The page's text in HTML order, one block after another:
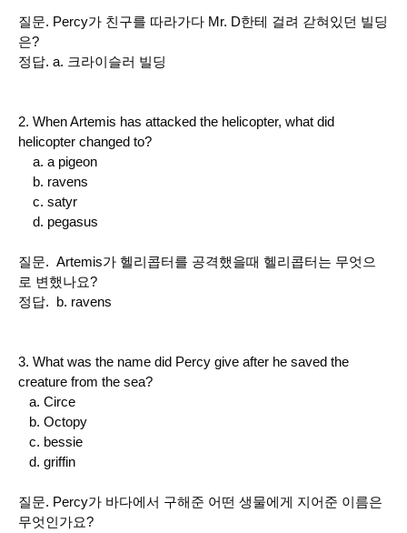
질문. Percy가 친구를 따라가다 Mr. D한테 걸려 갇혀있던 빌딩
은?
정답. a. 크라이슬러 빌딩
2. When Artemis has attacked the helicopter, what did
helicopter changed to?
a. a pigeon
b. ravens
c. satyr
d. pegasus
질문. Artemis가 헬리콥터를 공격했을때 헬리콥터는 무엇으
로 변했나요?
정답. b. ravens
3. What was the name did Percy give after he saved the
creature from the sea?
a. Circe
b. Octopy
c. bessie
d. griffin
질문. Percy가 바다에서 구해준 어떤 생물에게 지어준 이름은
무엇인가요?